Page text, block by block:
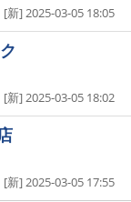
[新] 2025-03-05 18:05
[新] 2025-03-05 18:02
[新] 2025-03-05 17:55